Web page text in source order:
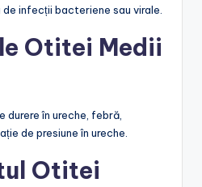
infecții bacteriene sau virale.
Otitei Medii
durere în ureche, febră,
de presiune în ureche.
Otitei